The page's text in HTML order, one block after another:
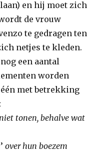
en hij moet zich
de vrouw
te gedragen ten
netjes te kleden.
nog een aantal
worden
met betrekking
tonen, behalve wat
over hun boezem